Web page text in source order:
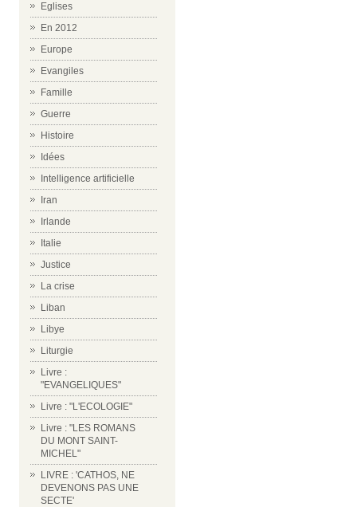
Eglises
En 2012
Europe
Evangiles
Famille
Guerre
Histoire
Idées
Intelligence artificielle
Iran
Irlande
Italie
Justice
La crise
Liban
Libye
Liturgie
Livre :
"EVANGELIQUES"
Livre : "L'ECOLOGIE"
Livre : "LES ROMANS
DU MONT SAINT-
MICHEL"
LIVRE : 'CATHOS, NE
DEVENONS PAS UNE
SECTE'